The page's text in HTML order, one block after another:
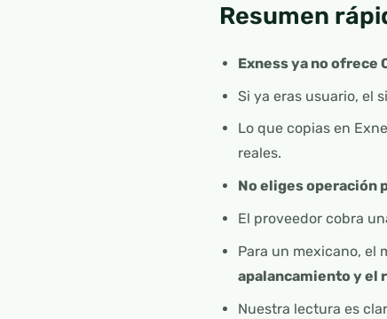
Resumen
Exness ya no ofrece
Si ya eras usuario, el
Lo que copias en
reales.
No eliges operación
El proveedor cobra
Para un mexicano, el
apalancamiento y el
Nuestra lectura es